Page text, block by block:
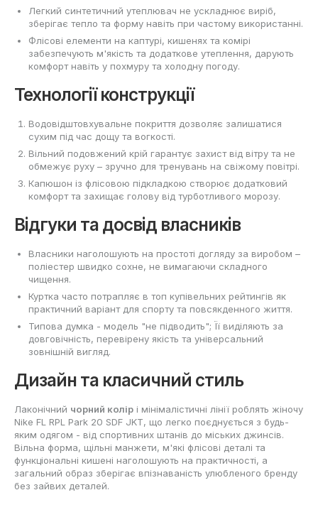
Легкий синтетичний утеплювач не ускладнює виріб,
зберігає тепло та форму навіть при частому використанні.
Флісові елементи на каптурі, кишенях та комірі
забезпечують м'якість та додаткове утеплення, дарують
комфорт навіть у похмуру та холодну погоду.
Технології конструкції
Водовідштовхувальне покриття дозволяє залишатися
сухим під час дощу та вогкості.
Вільний подовжений крій гарантує захист від вітру та не
обмежує руху – зручно для тренувань на свіжому повітрі.
Капюшон із флісовою підкладкою створює додатковий
комфорт та захищає голову від турботливого морозу.
Відгуки та досвід власників
Власники наголошують на простоті догляду за виробом –
поліестер швидко сохне, не вимагаючи складного
чищення.
Куртка часто потрапляє в топ купівельних рейтингів як
практичний варіант для спорту та повсякденного життя.
Типова думка - модель "не підводить"; Її виділяють за
довговічність, перевірену якість та універсальний
зовнішній вигляд.
Дизайн та класичний стиль
Лаконічний чорний колір і мінімалістичні лінії роблять жіночу
Nike FL RPL Park 20 SDF JKT, що легко поєднується з будь-
яким одягом - від спортивних штанів до міських джинсів.
Вільна форма, щільні манжети, м'які флісові деталі та
функціональні кишені наголошують на практичності, а
загальний образ зберігає впізнаваність улюбленого бренду
без зайвих деталей.